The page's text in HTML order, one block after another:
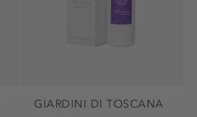
GIARDINI DI TOSCANA